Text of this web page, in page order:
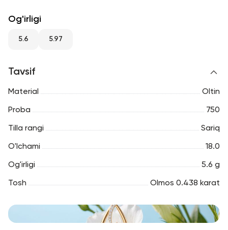
Og'irligi
5.6 5.97
Tavsif
Material Oltin
Proba 750
Tilla rangi Sariq
O'lchami 18.0
Og'irligi 5.6 g
Tosh Olmos 0.438 karat